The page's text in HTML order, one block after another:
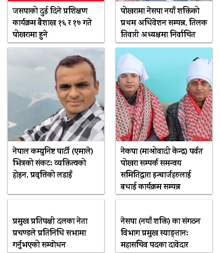
जसपाको दुई दिने प्रशिक्षण
कार्यक्रम बैशाख १६ र १७ गते
पोखरामा हुने
पोखरामा नेसपा नयाँ शक्तिको
प्रथम अधिवेशन सम्पन्न, तिलक
तिवारी अध्यक्षमा निर्वाचित
नेपाल कम्युनिष्ट पार्टी (एमाले)
भित्रको संकट: व्यक्तित्वको
होइन, प्रवृत्तिको लडाइँ
नेकपा (माओवादी केन्द्र) पर्वत
पोखरा सम्पर्क समन्वय
समितिद्वारा इन्चार्जहरुलाई
बधाई कार्यक्रम सम्पन्न
प्रमुख प्रतिपक्षी दलका नेता
प्रचण्डले प्रतिनिधि सभामा
गर्नुभएको सम्वाेधन
नेसपा (नयाँ शक्ति) का संगठन
विभाग प्रमुख स्याङ्तान:
महासचिव पदका दावेदार